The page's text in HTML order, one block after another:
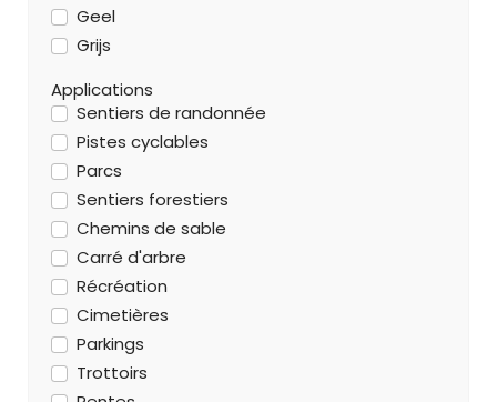
Geel
Grijs
Applications
Sentiers de randonnée
Pistes cyclables
Parcs
Sentiers forestiers
Chemins de sable
Carré d'arbre
Récréation
Cimetières
Parkings
Trottoirs